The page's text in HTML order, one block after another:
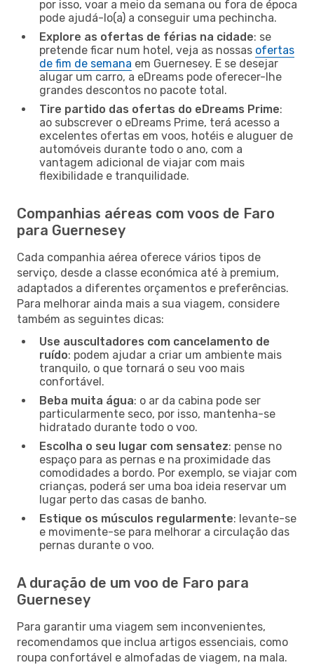
por isso, voar a meio da semana ou fora de época
pode ajudá-lo(a) a conseguir uma pechincha.
Explore as ofertas de férias na cidade: se
pretende ficar num hotel, veja as nossas ofertas
de fim de semana em Guernesey. E se desejar
alugar um carro, a eDreams pode oferecer-lhe
grandes descontos no pacote total.
Tire partido das ofertas do eDreams Prime:
ao subscrever o eDreams Prime, terá acesso a
excelentes ofertas em voos, hotéis e aluguer de
automóveis durante todo o ano, com a
vantagem adicional de viajar com mais
flexibilidade e tranquilidade.
Companhias aéreas com voos de Faro
para Guernesey
Cada companhia aérea oferece vários tipos de
serviço, desde a classe económica até à premium,
adaptados a diferentes orçamentos e preferências.
Para melhorar ainda mais a sua viagem, considere
também as seguintes dicas:
Use auscultadores com cancelamento de
ruído: podem ajudar a criar um ambiente mais
tranquilo, o que tornará o seu voo mais
confortável.
Beba muita água: o ar da cabina pode ser
particularmente seco, por isso, mantenha-se
hidratado durante todo o voo.
Escolha o seu lugar com sensatez: pense no
espaço para as pernas e na proximidade das
comodidades a bordo. Por exemplo, se viajar com
crianças, poderá ser uma boa ideia reservar um
lugar perto das casas de banho.
Estique os músculos regularmente: levante-se
e movimente-se para melhorar a circulação das
pernas durante o voo.
A duração de um voo de Faro para
Guernesey
Para garantir uma viagem sem inconvenientes,
recomendamos que inclua artigos essenciais, como
roupa confortável e almofadas de viagem, na mala.